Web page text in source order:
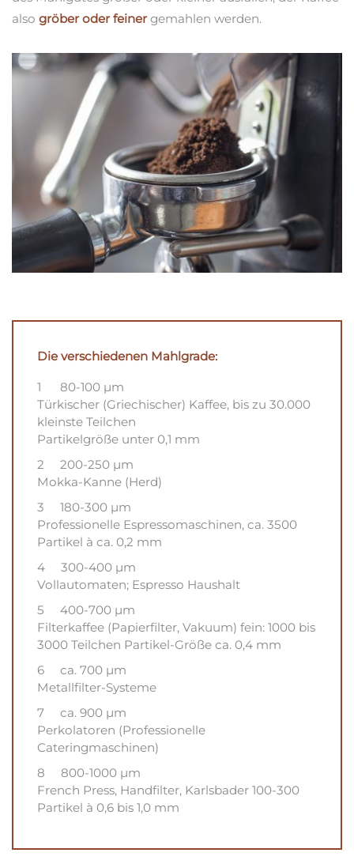
also gröber oder feinergemahlen werden.
Die verschiedenen Mahlgrade:
1 80-100 µm
Türkischer (Griechischer) Kaffee, bis zu 30.000
kleinste Teilchen
Partikelgröße unter 0,1 mm
2 200-250 µm
Mokka-Kanne (Herd)
3 180-300 µm
Professionelle Espressomaschinen, ca. 3500
Partikel à ca. 0,2 mm
4 300-400 µm
Vollautomaten; Espresso Haushalt
5 400-700 µm
Filterkaffee (Papierfilter, Vakuum) fein: 1000 bis
3000 Teilchen Partikel-Größe ca. 0,4 mm
6 ca. 700 µm
Metallfilter-Systeme
7 ca. 900 µm
Perkolatoren (Professionelle
Cateringmaschinen)
8 800-1000 µm
French Press, Handfilter, Karlsbader 100-300
Partikel à 0,6 bis 1,0 mm